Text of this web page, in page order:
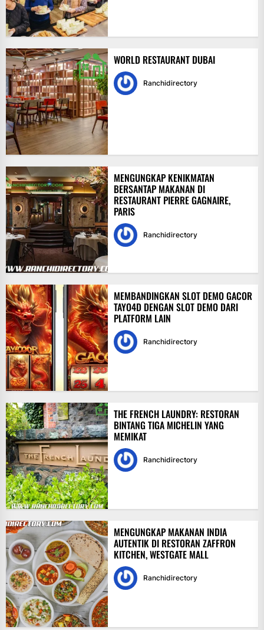
WORLD RESTAURANT DUBAI
Ranchidirectory
MENGUNGKAP KENIKMATAN
BERSANTAP MAKANAN DI
RESTAURANT PIERRE GAGNAIRE,
PARIS
Ranchidirectory
MEMBANDINGKAN SLOT DEMO GACOR
TAYO4D DENGAN SLOT DEMO DARI
PLATFORM LAIN
Ranchidirectory
THE FRENCH LAUNDRY: RESTORAN
BINTANG TIGA MICHELIN YANG
MEMIKAT
Ranchidirectory
MENGUNGKAP MAKANAN INDIA
AUTENTIK DI RESTORAN ZAFFRON
KITCHEN, WESTGATE MALL
Ranchidirectory